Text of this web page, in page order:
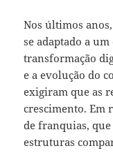
Nos últimos
se adaptado a
transformação
e a evolução do
exigiram que as
crescimento. Em
de franquias,
estruturas